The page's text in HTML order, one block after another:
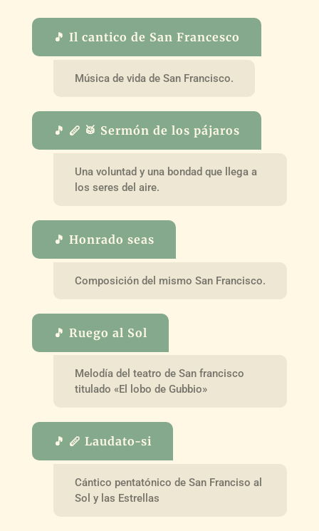
🎵 Il cantico de San Francesco
Música de vida de San Francisco.
🎵 🪈 🥁 Sermón de los pájaros
Una voluntad y una bondad que llega a
los seres del aire.
🎵 Honrado seas
Composición del mismo San Francisco.
🎵 Ruego al Sol
Melodía del teatro de San francisco
titulado «El lobo de Gubbio»
🎵 🪈 Laudato-si
Cántico pentatónico de San Franciso al
Sol y las Estrellas